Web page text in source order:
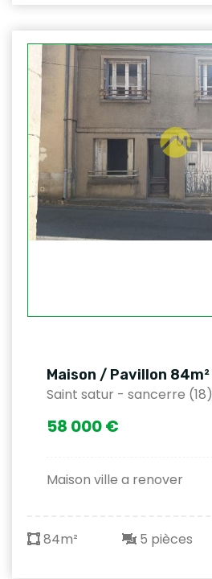
Maison / Pavillon 84m²
Saint satur - sancerre (18)
58 000 €
Maison ville a renover
84m² 5 pièces